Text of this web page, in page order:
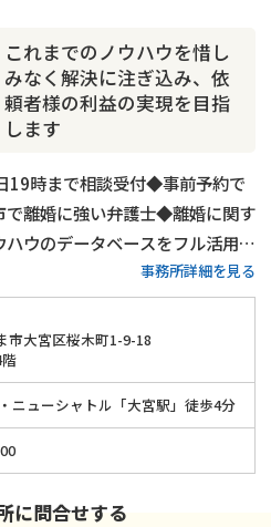
これまでのノウハウを惜し
みなく解決に注ぎ込み、依
頼者様の利益の実現を目指
します
19時まで相談受付◆事前予約で
で離婚に強い弁護士◆離婚に関す
ウのデータベースをフル活用し
事務所詳細を見る
市大宮区桜木町1-9-18
ニューシャトル「大宮駅」徒歩4分
に問合せする